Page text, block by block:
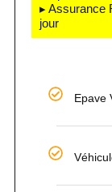
▸ Assurance
jour
Epave